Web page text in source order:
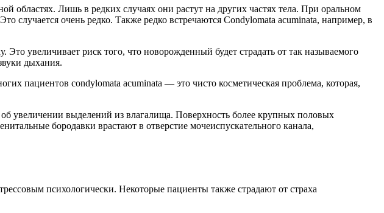
областях. Лишь в редких случаях они растут на других частях тела. При оральном
случается очень редко. Также редко встречаются Condylomata acuminata, например, в
увеличивает риск того, что новорожденный будет страдать от так называемого
дыхания.
пациентов condylomata acuminata — это чисто косметическая проблема, которая,
увеличении выделений из влагалища. Поверхность более крупных половых
бородавки врастают в отверстие мочеиспускательного канала,
психологически. Некоторые пациенты также страдают от страха